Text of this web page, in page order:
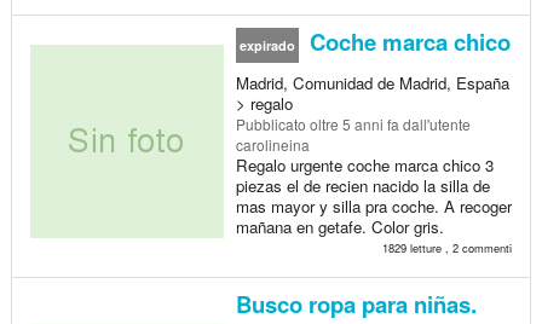
expirado Coche marca chico
Madrid, Comunidad de Madrid, España
> regalo
Pubblicato oltre 5 anni fa dall'utente
carolineina
Regalo urgente coche marca chico 3
piezas el de recien nacido la silla de
mas mayor y silla pra coche. A recoger
mañana en getafe. Color gris.
1829 letture , 2 commenti
Busco ropa para niñas.